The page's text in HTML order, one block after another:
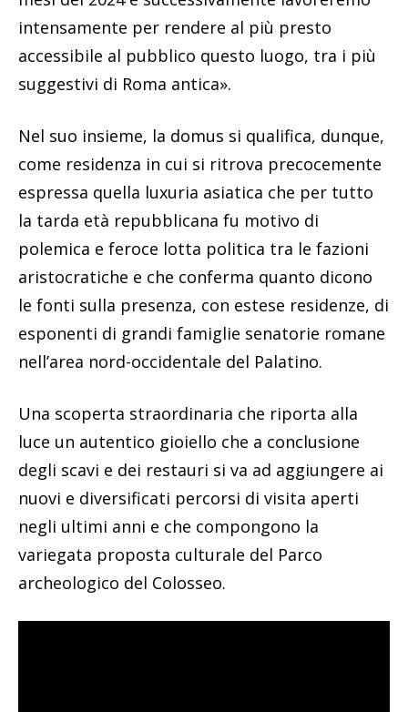
intensamente per rendere al più presto
accessibile al pubblico questo luogo, tra i più
suggestivi di Roma antica».
Nel suo insieme, la domus si qualifica, dunque,
come residenza in cui si ritrova precocemente
espressa quella luxuria asiatica che per tutto
la tarda età repubblicana fu motivo di
polemica e feroce lotta politica tra le fazioni
aristocratiche e che conferma quanto dicono
le fonti sulla presenza, con estese residenze, di
esponenti di grandi famiglie senatorie romane
nell’area nord-occidentale del Palatino.
Una scoperta straordinaria che riporta alla
luce un autentico gioiello che a conclusione
degli scavi e dei restauri si va ad aggiungere ai
nuovi e diversificati percorsi di visita aperti
negli ultimi anni e che compongono la
variegata proposta culturale del Parco
archeologico del Colosseo.